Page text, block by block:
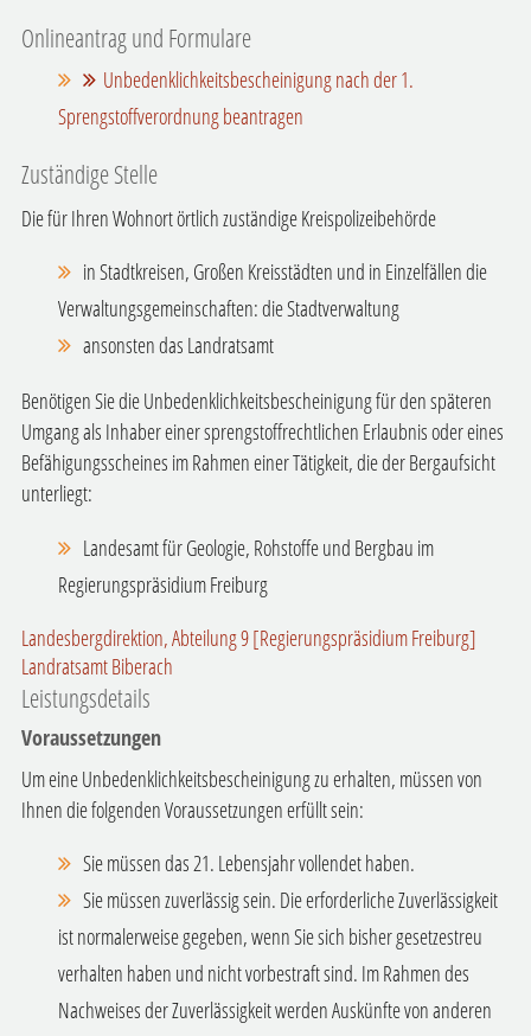
Onlineantrag und Formulare
Unbedenklichkeitsbescheinigung nach der 1.
Sprengstoffverordnung beantragen
Zuständige Stelle
Die für Ihren Wohnort örtlich zuständige Kreispolizeibehörde
in Stadtkreisen, Großen Kreisstädten und in Einzelfällen die
Verwaltungsgemeinschaften: die Stadtverwaltung
ansonsten das Landratsamt
Benötigen Sie die Unbedenklichkeitsbescheinigung für den späteren
Umgang als Inhaber einer sprengstoffrechtlichen Erlaubnis oder eines
Befähigungsscheines im Rahmen einer Tätigkeit, die der Bergaufsicht
unterliegt:
Landesamt für Geologie, Rohstoffe und Bergbau im
Regierungspräsidium Freiburg
Landesbergdirektion, Abteilung 9 [Regierungspräsidium Freiburg]
Landratsamt Biberach
Leistungsdetails
Voraussetzungen
Um eine Unbedenklichkeitsbescheinigung zu erhalten, müssen von
Ihnen die folgenden Voraussetzungen erfüllt sein:
Sie müssen das 21. Lebensjahr vollendet haben.
Sie müssen zuverlässig sein. Die erforderliche Zuverlässigkeit
ist normalerweise gegeben, wenn Sie sich bisher gesetzestreu
verhalten haben und nicht vorbestraft sind. Im Rahmen des
Nachweises der Zuverlässigkeit werden Auskünfte von anderen